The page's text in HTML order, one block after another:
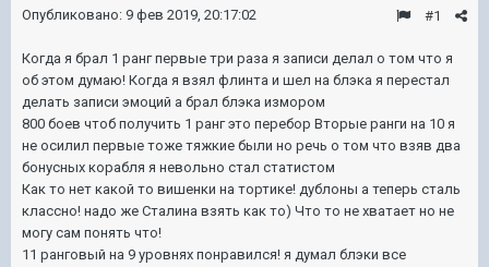
#1
Опубликовано: 9 фев 2019, 20:17:02
Когда я брал 1 ранг первые три раза я записи делал о том что я
об этом думаю! Когда я взял флинта и шел на блэка я перестал
делать записи эмоций а брал блэка измором
800 боев чтоб получить 1 ранг это перебор Вторые ранги на 10 я
не осилил первые тоже тяжкие были но речь о том что взяв два
бонусных корабля я невольно стал статистом
Как то нет какой то вишенки на тортике! дублоны а теперь сталь
классно! надо же Сталина взять как то) Что то не хватает но не
могу сам понять что!
11 ранговый на 9 уровнях понравился! я думал блэки все